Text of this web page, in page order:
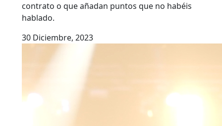
contrato o que añadan puntos que no habéis
hablado.
30 Diciembre, 2023